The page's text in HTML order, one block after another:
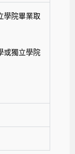
學院畢業取
或獨立學院